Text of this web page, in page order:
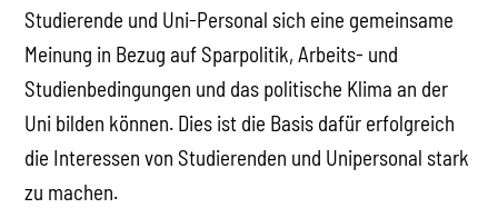
Studierende und Uni-Personal sich eine gemeinsame
Meinung in Bezug auf Sparpolitik, Arbeits- und
Studienbedingungen und das politische Klima an der
Uni bilden können. Dies ist die Basis dafür erfolgreich
die Interessen von Studierenden und Unipersonal stark
zu machen.